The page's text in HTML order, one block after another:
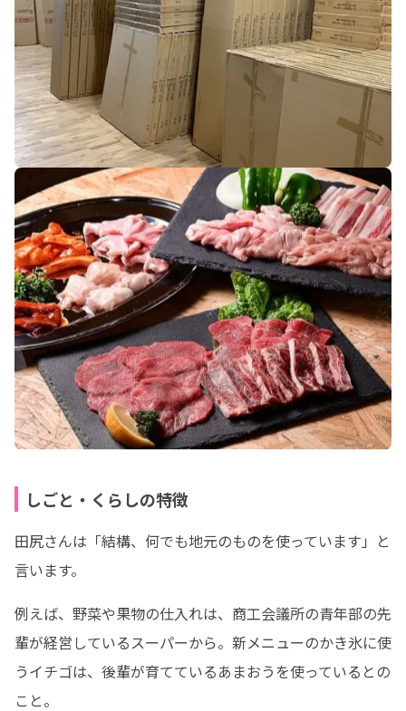
しごと・くらしの特徴
田尻さんは「結構、何でも地元のものを使っています」と
言います。
例えば、野菜や果物の仕入れは、商工会議所の青年部の先
輩が経営しているスーパーから。新メニューのかき氷に使
うイチゴは、後輩が育てているあまおうを使っているとの
こと。